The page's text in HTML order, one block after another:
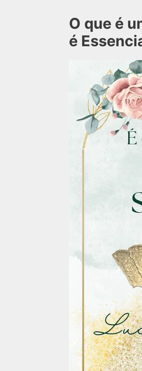
O que é
é